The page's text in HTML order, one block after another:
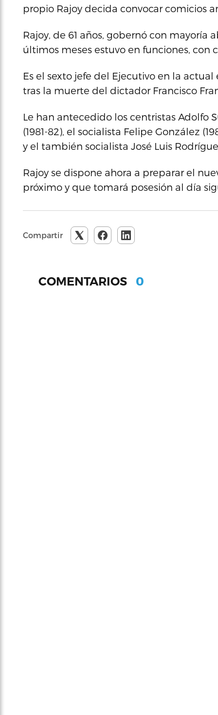
propio Rajoy decida convocar comicios
Rajoy, de 61 años, gobernó con mayoría
últimos meses estuvo en funciones, con
Es el sexto jefe del Ejecutivo en la
tras la muerte del dictador Francisco
Le han antecedido los centristas Adolfo
(1981-82), el socialista Felipe González
y el también socialista José Luis
Rajoy se dispone ahora a preparar el
próximo y que tomará posesión al día
Compartir
COMENTARIOS 0